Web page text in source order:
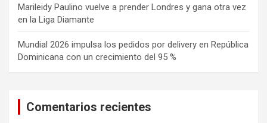
Marileidy Paulino vuelve a prender Londres y gana otra vez
en la Liga Diamante
Mundial 2026 impulsa los pedidos por delivery en República
Dominicana con un crecimiento del 95 %
Comentarios recientes